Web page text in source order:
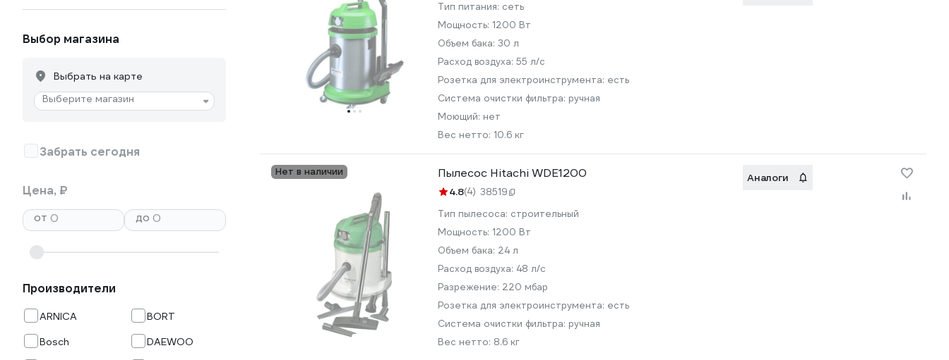
Выбор магазина
Выбрать на карте
Выберите магазин
Забрать сегодня
Цена, ₽
от
до
Производители
ARNICA
BORT
Bosch
DAEWOO
Тип питания: сеть
Мощность: 1200 Вт
Объем бака: 30 л
Расход воздуха: 55 л/с
Розетка для электроинструмента: есть
Система очистки фильтра: ручная
Моющий: нет
Вес нетто: 10.6 кг
Нет в наличии Пылесос Hitachi WDE1200
4.8(4) 38519
Тип пылесоса: строительный
Мощность: 1200 Вт
Объем бака: 24 л
Расход воздуха: 48 л/с
Разрежение: 220 мбар
Розетка для электроинструмента: есть
Система очистки фильтра: ручная
Вес нетто: 8.6 кг
Аналоги